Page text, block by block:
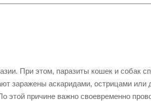
При этом, паразиты кошек и собак
заражены аскаридами, острицами или
этой причине важно своевременно